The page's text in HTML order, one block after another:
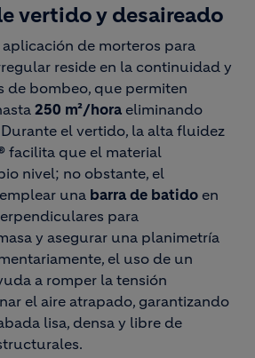
vertido y desaireado
aplicación de morteros para
reside en la continuidad y
de bombeo, que permiten
250 m²/hora eliminando
el vertido, la alta fluidez
facilita que el material
nivel; no obstante, el
una barra de batido en
para
y asegurar una planimetría
el uso de un
a romper la tensión
el aire atrapado, garantizando
lisa, densa y libre de